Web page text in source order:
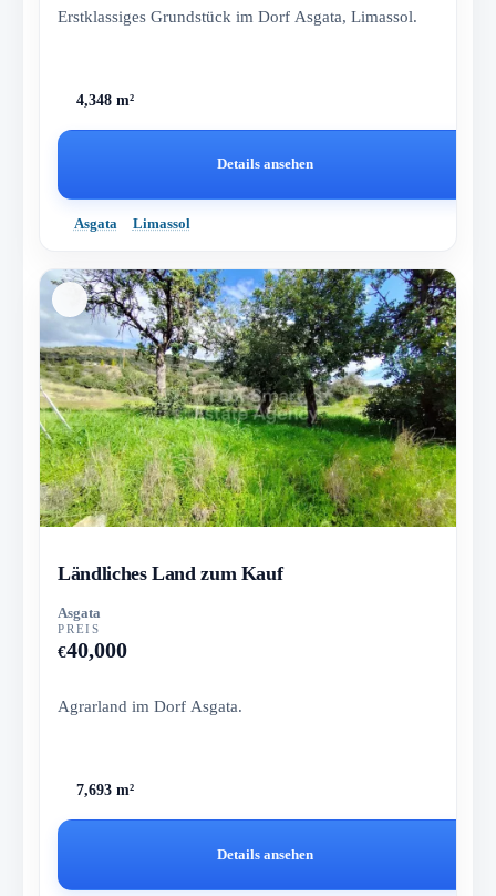
Erstklassiges Grundstück im Dorf Asgata, Limassol.
4,348 m²
Details ansehen
Asgata Limassol
Ländliches Land zum Kauf
Asgata
PREIS
€40,000
Agrarland im Dorf Asgata.
7,693 m²
Details ansehen